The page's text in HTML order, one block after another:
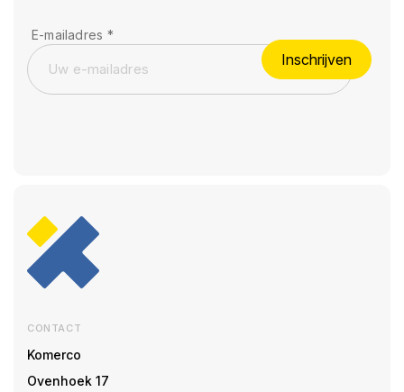
E-mailadres *
Inschrijven
CONTACT
Komerco
Ovenhoek 17